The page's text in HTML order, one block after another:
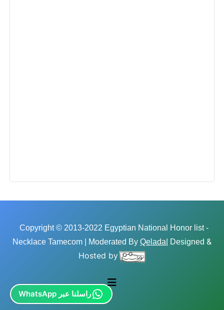
راسلنا عبر WhatsApp
Copyright © 2013-2022 Egyptian National Honor list -
Necklace Tamecom | Moderated By Qelada | Designed &
Hosted by